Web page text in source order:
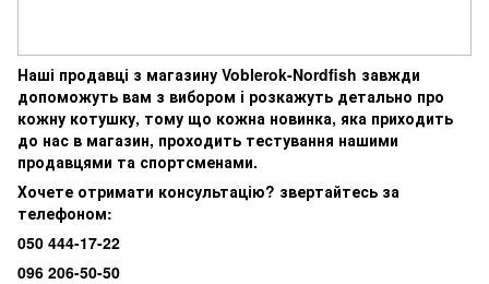
Наші продавці з магазину Voblerok-Nordfish завжди
допоможуть вам з вибором і розкажуть детально про
кожну котушку, тому що кожна новинка, яка приходить
до нас в магазин, проходить тестування нашими
продавцями та спортсменами.
Хочете отримати консультацію? звертайтесь за
телефоном:
050 444-17-22
096 206-50-50